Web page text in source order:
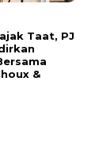
Taat, PJ
&